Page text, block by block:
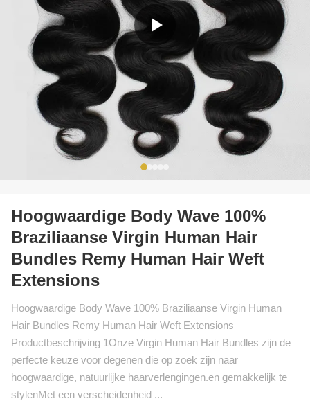
Hoogwaardige Body Wave 100%
Braziliaanse Virgin Human Hair
Bundles Remy Human Hair Weft
Extensions
Hoogwaardige Body Wave 100% Braziliaanse Virgin Human
Hair Bundles Remy Human Hair Weft Extensions
Productbeschrijving 1Onze Virgin Human Hair Bundles zijn de
perfecte keuze voor degenen die op zoek zijn naar
hoogwaardige, natuurlijke haarverlengingen.en gemakkelijk te
stylenMet een verscheidenheid ...